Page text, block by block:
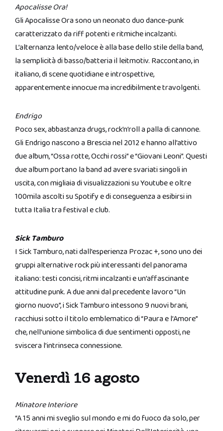
Apocalisse Ora!
Gli Apocalisse Ora sono un neonato duo dance-punk
caratterizzato da riff potenti e ritmiche incalzanti.
L’alternanza lento/veloce è alla base dello stile della band,
la semplicità di basso/batteria il leitmotiv. Raccontano, in
italiano, di scene quotidiane e introspettive,
apparentemente innocue ma incredibilmente travolgenti.
Endrigo
Poco sex, abbastanza drugs, rock’n’roll a palla di cannone.
Gli Endrigo nascono a Brescia nel 2012 e hanno all’attivo
due album, “Ossa rotte, Occhi rossi” e “Giovani Leoni”. Questi
due album portano la band ad avere svariati singoli in
uscita, con migliaia di visualizzazioni su Youtube e oltre
100mila ascolti su Spotify e di conseguenza a esibirsi in
tutta Italia tra festival e club.
Sick Tamburo
I Sick Tamburo, nati dall’esperienza Prozac +, sono uno dei
gruppi alternative rock più interessanti del panorama
italiano: testi concisi, ritmi incalzanti e un’affascinante
attitudine punk. A due anni dal precedente lavoro “Un
giorno nuovo”, i Sick Tamburo intessono 9 nuovi brani,
racchiusi sotto il titolo emblematico di “Paura e l’Amore”
che, nell’unione simbolica di due sentimenti opposti, ne
sviscera l’intrinseca connessione.
Venerdì 16 agosto
Minatore Interiore
“A 15 anni mi sveglio sul mondo e mi do fuoco da solo, per